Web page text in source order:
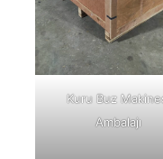
Kuru Buz
Ambalajı